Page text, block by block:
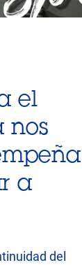
el
nos
a
del